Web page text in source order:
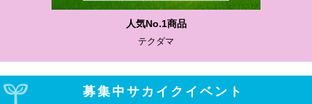
人気No.1商品
テクダマ
募集中サカイクイベント